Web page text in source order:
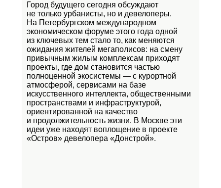
Город будущего сегодня обсуждают
не только урбанисты, но и девелоперы.
На Петербургском международном
экономическом форуме этого года одной
из ключевых тем стало то, как меняются
ожидания жителей мегаполисов: на смену
привычным жилым комплексам приходят
проекты, где дом становится частью
полноценной экосистемы — с курортной
атмосферой, сервисами на базе
искусственного интеллекта, общественными
пространствами и инфраструктурой,
ориентированной на качество
и продолжительность жизни. В Москве эти
идеи уже находят воплощение в проекте
«Остров» девелопера «Донстрой».